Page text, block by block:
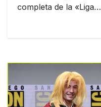
completa de la «Liga…